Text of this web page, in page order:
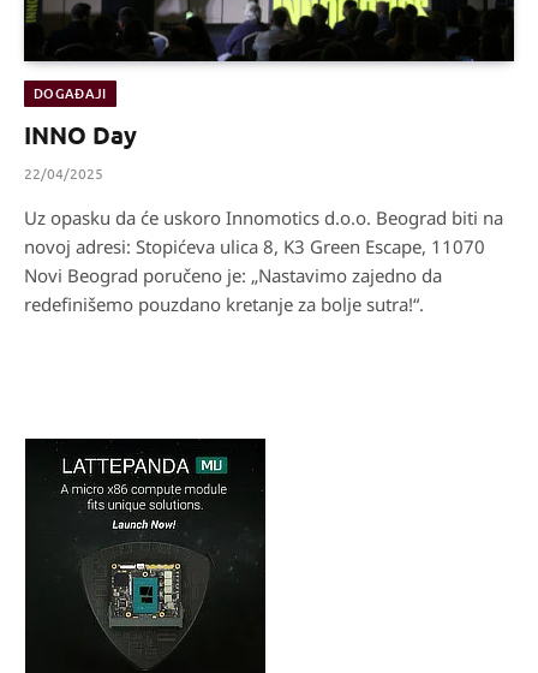
DOGAĐAJI
INNO Day
22/04/2025
Uz opasku da će uskoro Innomotics d.o.o. Beograd biti na
novoj adresi: Stopićeva ulica 8, K3 Green Escape, 11070
Novi Beograd poručeno je: „Nastavimo zajedno da
redefinišemo pouzdano kretanje za bolje sutra!“.